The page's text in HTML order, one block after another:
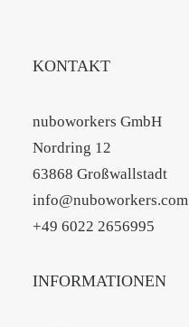
KONTAKT
nuboworkers GmbH
Nordring 12
63868 Großwallstadt
info@nuboworkers.com
+49 6022 2656995
INFORMATIONEN